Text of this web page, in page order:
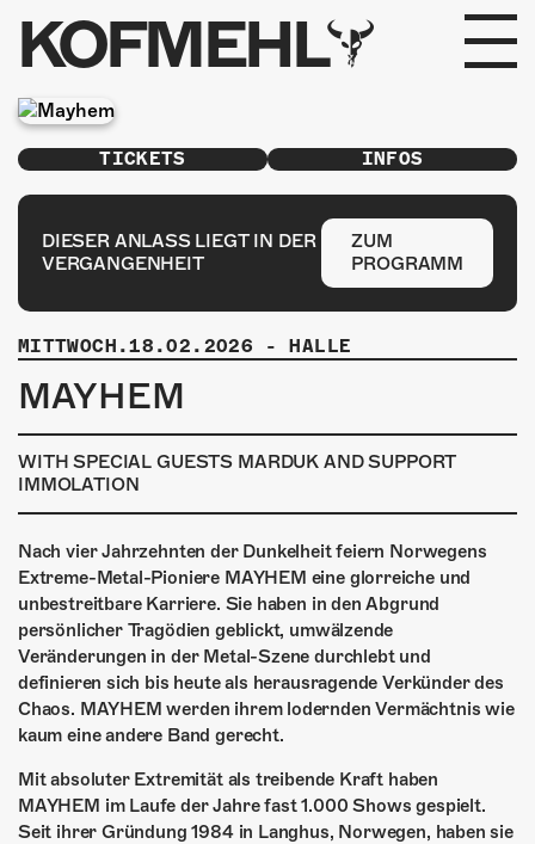
KOFMEHL
PROGRAMM
FABRIKGEFLÜSTER
GALERIE
FOTOGALERIE
PHOTOMAT
INFOS
KONTAKT
ÜBER UNS
GÖNNEREI
SHOP
MITMACHEN
TICKETS INFOS
DIESER ANLASS LIEGT IN DER
VERGANGENHEIT
ZUM
PROGRAMM
MITTWOCH.18.02.2026 - HALLE
MAYHEM
WITH SPECIAL GUESTS MARDUK AND SUPPORT
IMMOLATION
Nach vier Jahrzehnten der Dunkelheit feiern Norwegens
Extreme-Metal-Pioniere MAYHEM eine glorreiche und
unbestreitbare Karriere. Sie haben in den Abgrund
persönlicher Tragödien geblickt, umwälzende
Veränderungen in der Metal-Szene durchlebt und
definieren sich bis heute als herausragende Verkünder des
Chaos. MAYHEM werden ihrem lodernden Vermächtnis wie
kaum eine andere Band gerecht.
Mit absoluter Extremität als treibende Kraft haben
MAYHEM im Laufe der Jahre fast 1.000 Shows gespielt.
Seit ihrer Gründung 1984 in Langhus, Norwegen, haben sie